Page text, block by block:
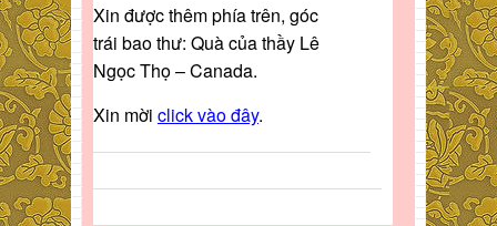
Xin được thêm phía trên, góc
trái bao thư: Quà của thầy Lê
Ngọc Thọ – Canada.
Xin mời click vào đây.